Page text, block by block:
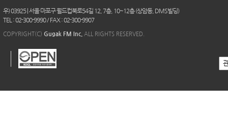
우) 03925 | 서울 마포구 월드컵북로54길 12, 7층, 10~12층 (상암동, DMS빌딩)
TEL : 02-300-9990 / FAX : 02-300-9907
COPYRIGHT(C) Gugak FM Inc. ALL RIGHTS RESERVED.